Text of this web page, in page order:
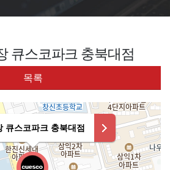
큐스코파크 충북대점
목록
큐스코파크 충북대점